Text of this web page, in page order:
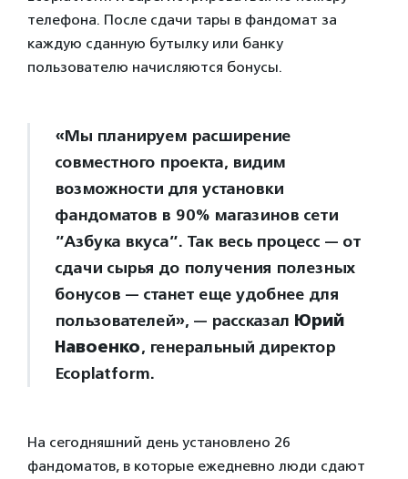
телефона. После сдачи тары в фандомат за
каждую сданную бутылку или банку
пользователю начисляются бонусы.
«Мы планируем расширение
совместного проекта, видим
возможности для установки
фандоматов в 90% магазинов сети
”Азбука вкуса”. Так весь процесс — от
сдачи сырья до получения полезных
бонусов — станет еще удобнее для
пользователей», — рассказал Юрий
Навоенко, генеральный директор
Ecoplatform.
На сегодняшний день установлено 26
фандоматов, в которые ежедневно люди сдают